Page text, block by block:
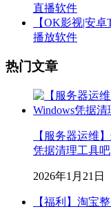
直播软件
【OK影视|安
播放软件
热门文章
【服务器运维
凭据清理工具吧
2026年1月21日
【福利】淘宝